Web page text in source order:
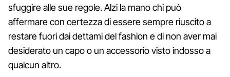
sfuggire alle sue regole. Alzi la mano chi può
affermare con certezza di essere sempre riuscito a
restare fuori dai dettami del fashion e di non aver mai
desiderato un capo o un accessorio visto indosso a
qualcun altro.